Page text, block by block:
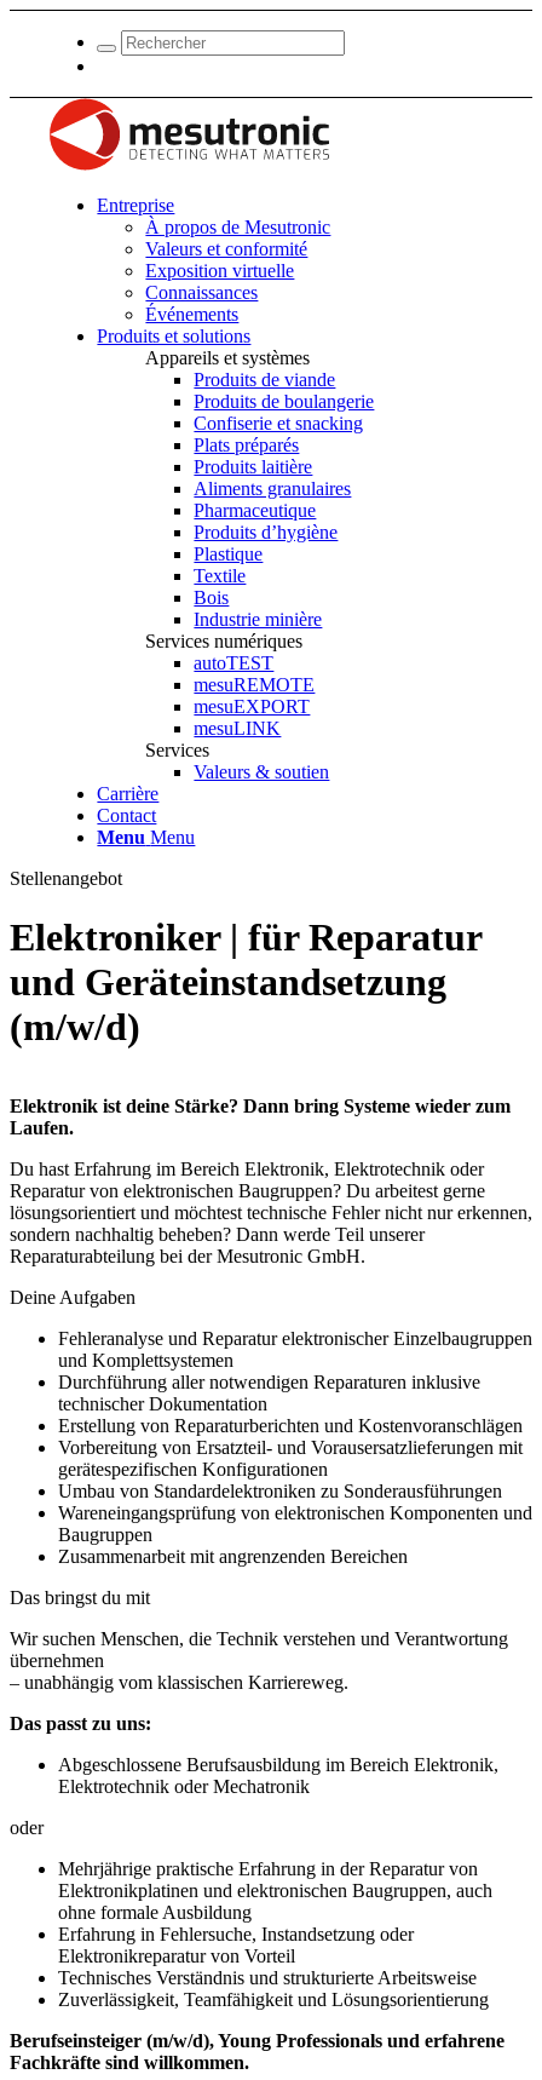
Entreprise
À propos de Mesutronic
Valeurs et conformité
Exposition virtuelle
Connaissances
Événements
Produits et solutions
Appareils et systèmes
Produits de viande
Produits de boulangerie
Confiserie et snacking
Plats préparés
Produits laitière
Aliments granulaires
Pharmaceutique
Produits d’hygiène
Plastique
Textile
Bois
Industrie minière
Services numériques
autoTEST
mesuREMOTE
mesuEXPORT
mesuLINK
Services
Valeurs & soutien
Carrière
Contact
Menu Menu
Stellenangebot
Elektroniker | für Reparatur
und Geräteinstandsetzung
(m/w/d)
Elektronik ist deine Stärke? Dann bring Systeme wieder zum
Laufen.
Du hast Erfahrung im Bereich Elektronik, Elektrotechnik oder
Reparatur von elektronischen Baugruppen? Du arbeitest gerne
lösungsorientiert und möchtest technische Fehler nicht nur erkennen,
sondern nachhaltig beheben? Dann werde Teil unserer
Reparaturabteilung bei der Mesutronic GmbH.
Deine Aufgaben
Fehleranalyse und Reparatur elektronischer Einzelbaugruppen
und Komplettsystemen
Durchführung aller notwendigen Reparaturen inklusive
technischer Dokumentation
Erstellung von Reparaturberichten und Kostenvoranschlägen
Vorbereitung von Ersatzteil- und Vorausersatzlieferungen mit
gerätespezifischen Konfigurationen
Umbau von Standardelektroniken zu Sonderausführungen
Wareneingangsprüfung von elektronischen Komponenten und
Baugruppen
Zusammenarbeit mit angrenzenden Bereichen
Das bringst du mit
Wir suchen Menschen, die Technik verstehen und Verantwortung
übernehmen
– unabhängig vom klassischen Karriereweg.
Das passt zu uns:
Abgeschlossene Berufsausbildung im Bereich Elektronik,
Elektrotechnik oder Mechatronik
oder
Mehrjährige praktische Erfahrung in der Reparatur von
Elektronikplatinen und elektronischen Baugruppen, auch
ohne formale Ausbildung
Erfahrung in Fehlersuche, Instandsetzung oder
Elektronikreparatur von Vorteil
Technisches Verständnis und strukturierte Arbeitsweise
Zuverlässigkeit, Teamfähigkeit und Lösungsorientierung
Berufseinsteiger (m/w/d), Young Professionals und erfahrene
Fachkräfte sind willkommen.